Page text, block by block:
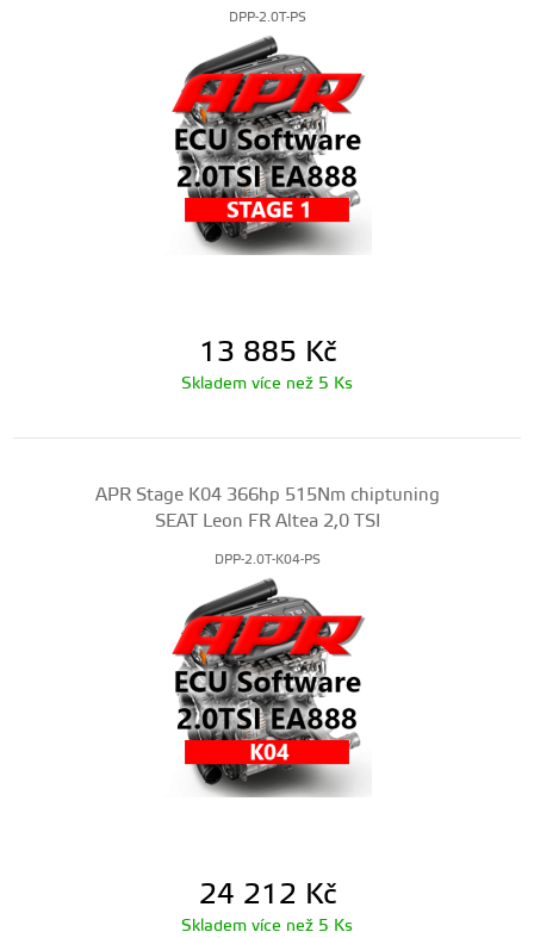
DPP-2.0T-PS
13 885 Kč
Skladem více než 5 Ks
APR Stage K04 366hp 515Nm chiptuning
SEAT Leon FR Altea 2,0 TSI
DPP-2.0T-K04-PS
24 212 Kč
Skladem více než 5 Ks